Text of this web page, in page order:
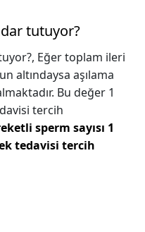
tutuyor?
Eğer toplam ileri
altındaysa aşılama
Bu değer 1
tercih
sperm sayısı 1
tedavisi tercih